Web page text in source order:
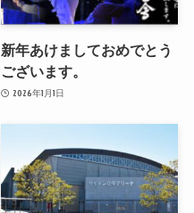
新年あけましておめでとう
ございます。
2026年1月1日